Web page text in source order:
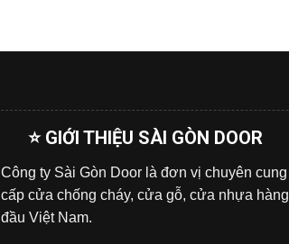
⭐ GIỚI THIỆU SÀI GÒN DOOR
Công ty Sài Gòn Door là đơn vị chuyên cung
cấp cửa chống cháy, cửa gỗ, cửa nhựa hàng
đầu Việt Nam.